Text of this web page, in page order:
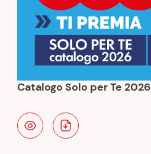
Catalogo Solo per Te 2026